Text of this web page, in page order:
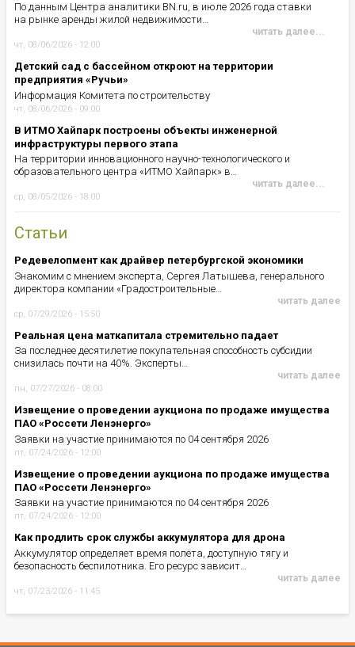
По данным Центра аналитики BN.ru, в июле 2026 года ставки
на рынке аренды жилой недвижимости…
читать далее...
чт, 08/06/2026 - 12:00
Детский сад с бассейном откроют на территории
предприятия «Ручьи»
Информация Комитета по строительству
чт, 08/06/2026 - 09:00
В ИТМО Хайпарк построены объекты инженерной
инфраструктуры первого этапа
На территории инновационного научно-технологического и
образовательного центра «ИТМО Хайпарк» в…
читать далее...
ср, 08/05/2026 - 18:00
Статьи
Редевелопмент как драйвер петербургской экономики
Знакомим с мнением эксперта, Сергея Латышева, генерального
директора компании «Градостроительные…
читать далее
ср, 07/29/2026 - 15:50
Реальная цена маткапитала стремительно падает
За последнее десятилетие покупательная способность субсидии
снизилась почти на 40%. Эксперты…
читать далее
пн, 07/27/2026 - 08:00
Извещение о проведении аукциона по продаже имущества
ПАО «Россети Ленэнерго»
Заявки на участие принимаются по 04 сентября 2026
пт, 07/24/2026 - 12:00
Извещение о проведении аукциона по продаже имущества
ПАО «Россети Ленэнерго»
Заявки на участие принимаются по 04 сентября 2026
пт, 07/24/2026 - 12:00
Как продлить срок службы аккумулятора для дрона
Аккумулятор определяет время полёта, доступную тягу и
безопасность беспилотника. Его ресурс зависит…
читать далее
чт, 07/23/2026 - 11:45